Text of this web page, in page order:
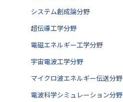
システム創成論分野
超伝導工学分野
電磁エネルギー工学分野
宇宙電波工学分野
マイクロ波エネルギー伝送分野
電波科学シミュレーション分野